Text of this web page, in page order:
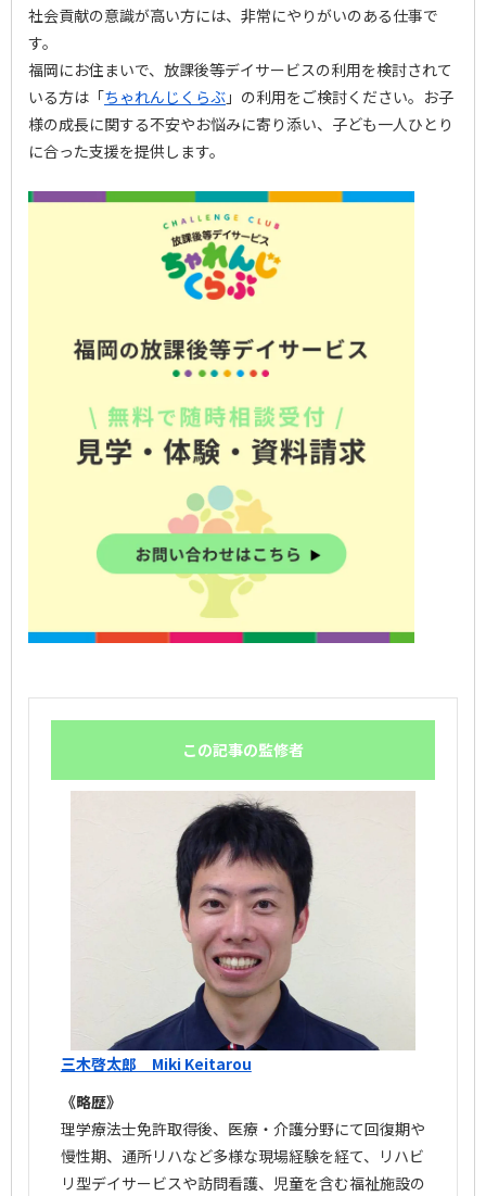
社会貢献の意識が高い方には、非常にやりがいのある仕事で
す。
福岡にお住まいで、放課後等デイサービスの利用を検討されて
いる方は「ちゃれんじくらぶ 」の利用をご検討ください。お子
様の成長に関する不安やお悩みに寄り添い、子ども一人ひとり
に合った支援を提供します。
この記事の監修者
三木啓太郎 Miki Keitarou
《略歴》
理学療法士免許取得後、医療・介護分野にて回復期や
慢性期、通所リハなど多様な現場経験を経て、リハビ
リ型デイサービスや訪問看護、児童を含む福祉施設の